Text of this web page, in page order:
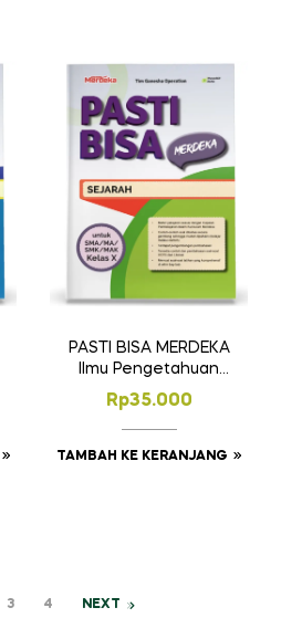
PASTI BISA MERDEKA
Ilmu Pengetahuan
Sosial – Sejarah
untuk SMA/MA Kelas
X
Rp35.000
TAMBAH KE KERANJANG
3 4 NEXT